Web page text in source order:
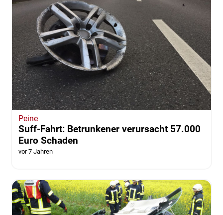
Peine
Suff-Fahrt: Betrunkener verursacht 57.000
Euro Schaden
vor 7 Jahren